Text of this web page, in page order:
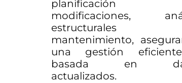
planificación
modificaciones,
mantenimiento,
una gestión
basada en
actualizados.